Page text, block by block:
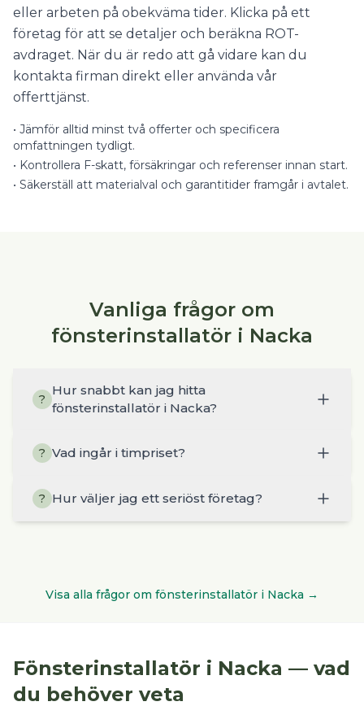
eller arbeten på obekväma tider. Klicka på ett
företag för att se detaljer och beräkna ROT-
avdraget. När du är redo att gå vidare kan du
kontakta firman direkt eller använda vår
offerttjänst.
• Jämför alltid minst två offerter och specificera
omfattningen tydligt.
• Kontrollera F-skatt, försäkringar och referenser innan start.
• Säkerställ att materialval och garantitider framgår i avtalet.
Vanliga frågor om
fönsterinstallatör i Nacka
?
Hur snabbt kan jag hitta
fönsterinstallatör i Nacka?
? Vad ingår i timpriset?
? Hur väljer jag ett seriöst företag?
Visa alla frågor om fönsterinstallatör i Nacka →
Fönsterinstallatör i Nacka — vad
du behöver veta